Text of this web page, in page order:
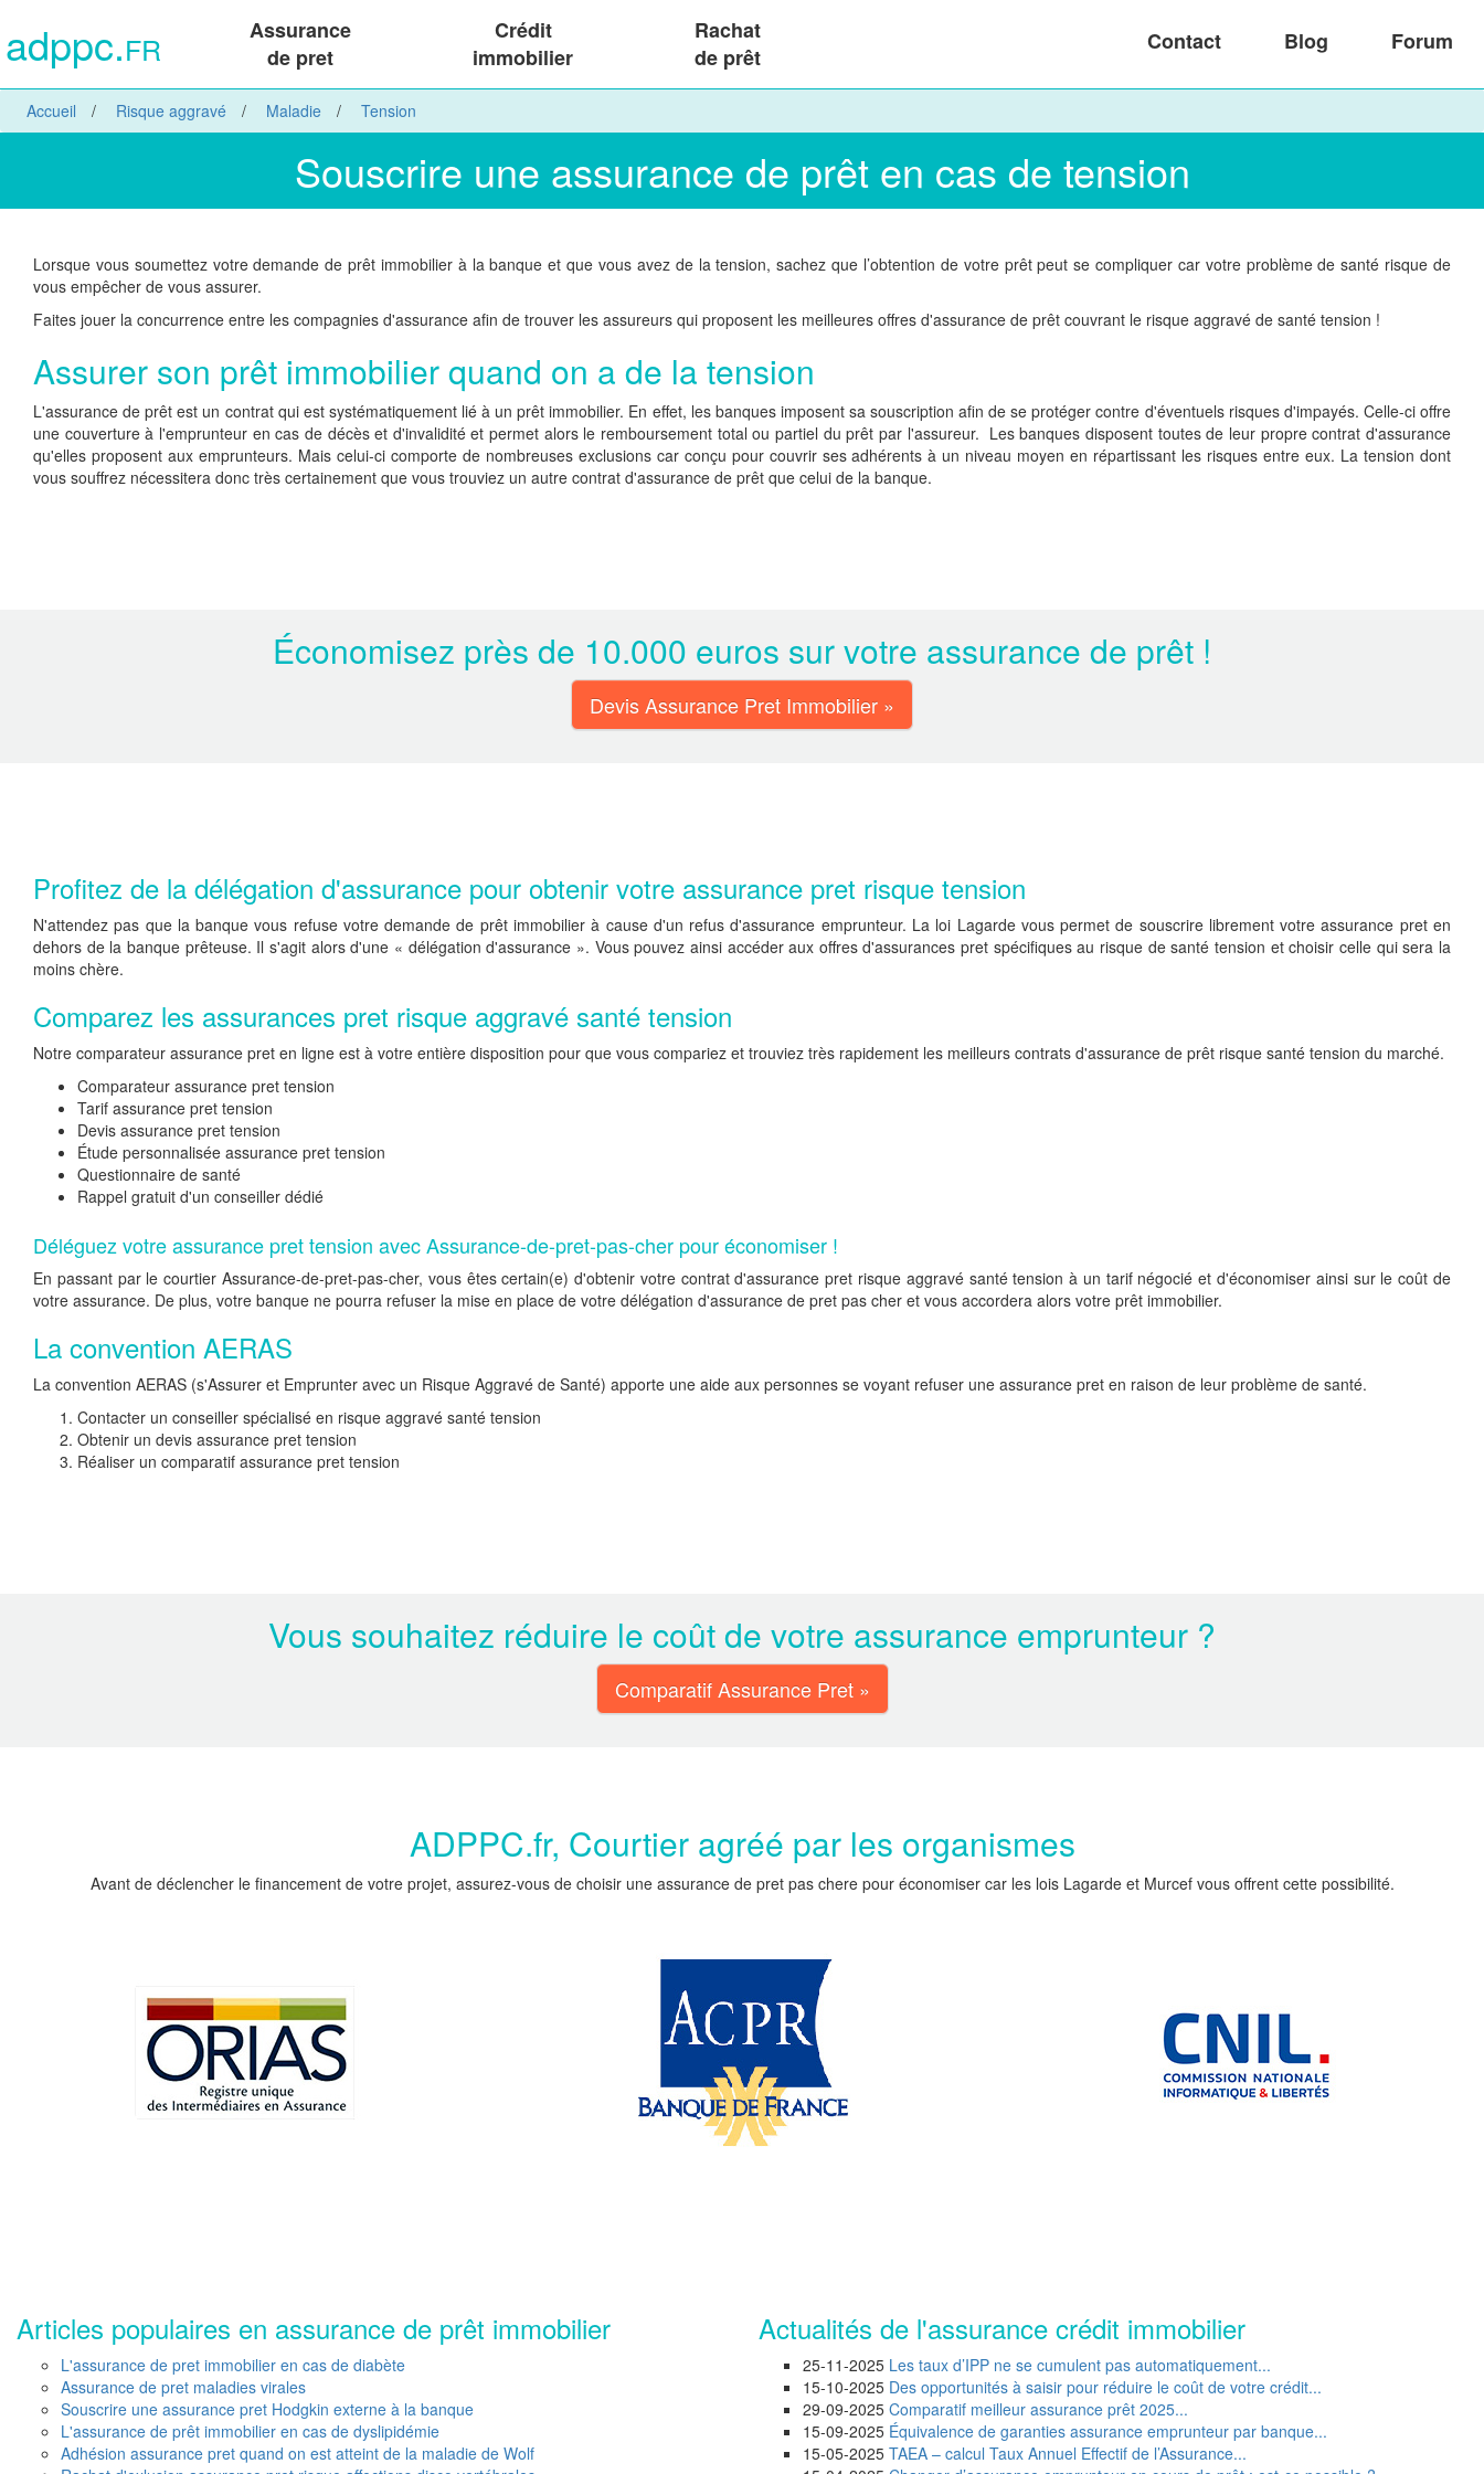
adppc.FR
Assurance
de pret
Crédit
immobilier
Rachat
de prêt
Contact Blog Forum
Accueil Risque aggravé Maladie Tension
Souscrire une assurance de prêt en cas de tension
Lorsque vous soumettez votre demande de prêt immobilier à la banque et que vous avez de la tension, sachez que l’obtention de votre prêt peut se compliquer car votre problème de santé risque de
vous empêcher de vous assurer.
Faites jouer la concurrence entre les compagnies d'assurance afin de trouver les assureurs qui proposent les meilleures offres d'assurance de prêt couvrant le risque aggravé de santé tension !
Assurer son prêt immobilier quand on a de la tension
L'assurance de prêt est un contrat qui est systématiquement lié à un prêt immobilier. En effet, les banques imposent sa souscription afin de se protéger contre d'éventuels risques d'impayés. Celle-ci offre
une couverture à l'emprunteur en cas de décès et d'invalidité et permet alors le remboursement total ou partiel du prêt par l'assureur. Les banques disposent toutes de leur propre contrat d'assurance
qu'elles proposent aux emprunteurs. Mais celui-ci comporte de nombreuses exclusions car conçu pour couvrir ses adhérents à un niveau moyen en répartissant les risques entre eux. La tension dont
vous souffrez nécessitera donc très certainement que vous trouviez un autre contrat d'assurance de prêt que celui de la banque.
Économisez près de 10.000 euros sur votre assurance de prêt !
Devis Assurance Pret Immobilier »
Profitez de la délégation d'assurance pour obtenir votre assurance pret risque tension
N'attendez pas que la banque vous refuse votre demande de prêt immobilier à cause d'un refus d'assurance emprunteur. La loi Lagarde vous permet de souscrire librement votre assurance pret en
dehors de la banque prêteuse. Il s'agit alors d'une « délégation d'assurance ». Vous pouvez ainsi accéder aux offres d'assurances pret spécifiques au risque de santé tension et choisir celle qui sera la
moins chère.
Comparez les assurances pret risque aggravé santé tension
Notre comparateur assurance pret en ligne est à votre entière disposition pour que vous compariez et trouviez très rapidement les meilleurs contrats d'assurance de prêt risque santé tension du marché.
Comparateur assurance pret tension
Tarif assurance pret tension
Devis assurance pret tension
Étude personnalisée assurance pret tension
Questionnaire de santé
Rappel gratuit d'un conseiller dédié
Déléguez votre assurance pret tension avec Assurance-de-pret-pas-cher pour économiser !
En passant par le courtier Assurance-de-pret-pas-cher, vous êtes certain(e) d'obtenir votre contrat d'assurance pret risque aggravé santé tension à un tarif négocié et d'économiser ainsi sur le coût de
votre assurance. De plus, votre banque ne pourra refuser la mise en place de votre délégation d'assurance de pret pas cher et vous accordera alors votre prêt immobilier.
La convention AERAS
La convention AERAS (s'Assurer et Emprunter avec un Risque Aggravé de Santé) apporte une aide aux personnes se voyant refuser une assurance pret en raison de leur problème de santé.
Contacter un conseiller spécialisé en risque aggravé santé tension
Obtenir un devis assurance pret tension
Réaliser un comparatif assurance pret tension
Vous souhaitez réduire le coût de votre assurance emprunteur ?
Comparatif Assurance Pret »
ADPPC.fr, Courtier agréé par les organismes
Avant de déclencher le financement de votre projet, assurez-vous de choisir une assurance de pret pas chere pour économiser car les lois Lagarde et Murcef vous offrent cette possibilité.
Articles populaires en assurance de prêt immobilier
L'assurance de pret immobilier en cas de diabète
Assurance de pret maladies virales
Souscrire une assurance pret Hodgkin externe à la banque
L'assurance de prêt immobilier en cas de dyslipidémie
Adhésion assurance pret quand on est atteint de la maladie de Wolf
Actualités de l'assurance crédit immobilier
25-11-2025 Les taux d’IPP ne se cumulent pas automatiquement...
15-10-2025 Des opportunités à saisir pour réduire le coût de votre crédit...
29-09-2025 Comparatif meilleur assurance prêt 2025...
15-09-2025 Équivalence de garanties assurance emprunteur par banque...
15-05-2025 TAEA – calcul Taux Annuel Effectif de l’Assurance...